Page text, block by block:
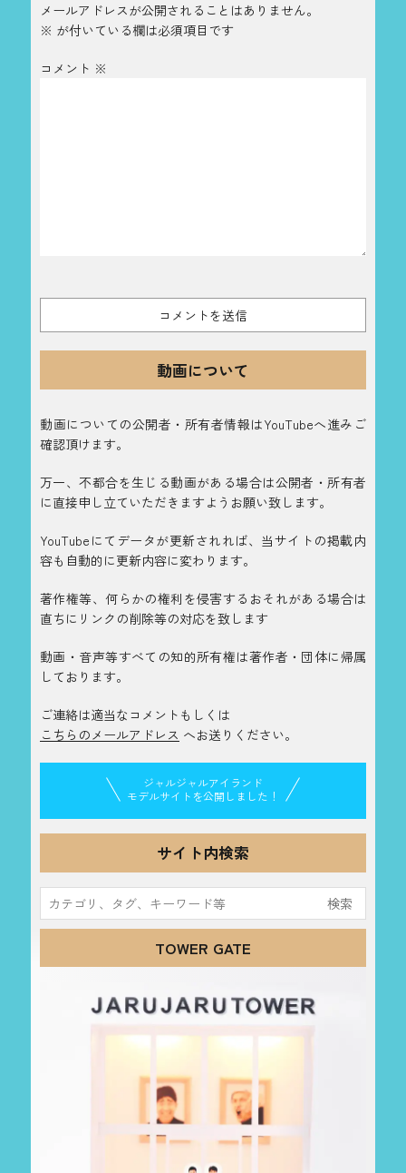
メールアドレスが公開されることはありません。
※ が付いている欄は必須項目です
コメント ※
動画について
動画についての公開者・所有者情報はYouTubeへ進みご
確認頂けます。
万一、不都合を生じる動画がある場合は公開者・所有者
に直接申し立ていただきますようお願い致します。
YouTubeにてデータが更新されれば、当サイトの掲載内
容も自動的に更新内容に変わります。
著作権等、何らかの権利を侵害するおそれがある場合は
直ちにリンクの削除等の対応を致します
動画・音声等すべての知的所有権は著作者・団体に帰属
しております。
ご連絡は適当なコメントもしくは
こちらのメールアドレス へお送りください。
ジャルジャルアイランド
モデルサイトを公開しました！
サイト内検索
索:
TOWER GATE